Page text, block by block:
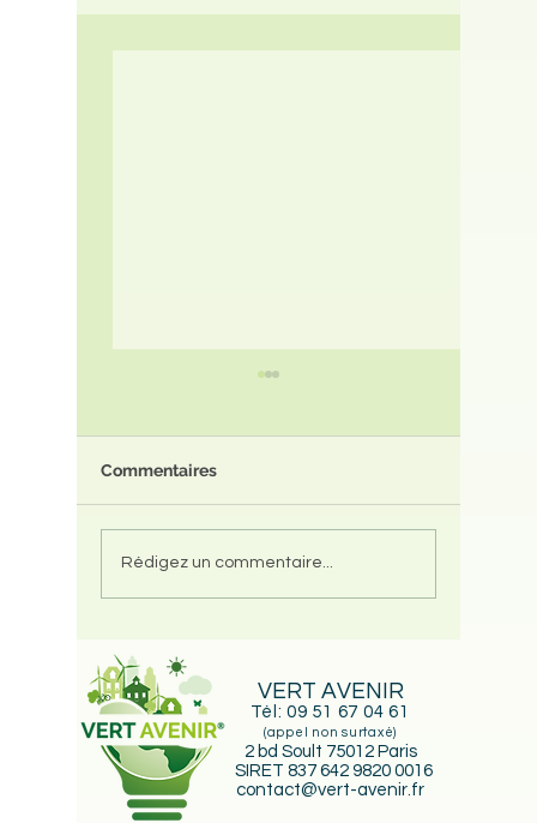
Changer ses fenêtres
dit
Commentaires
Rédigez un commentaire...
VERT AVENIR
Tél:09 51 67 04 61
(appel non surtaxé)
2 bd Soult 75012 Paris
SIRET 837 642 9820 0016
contact@vert-avenir.fr